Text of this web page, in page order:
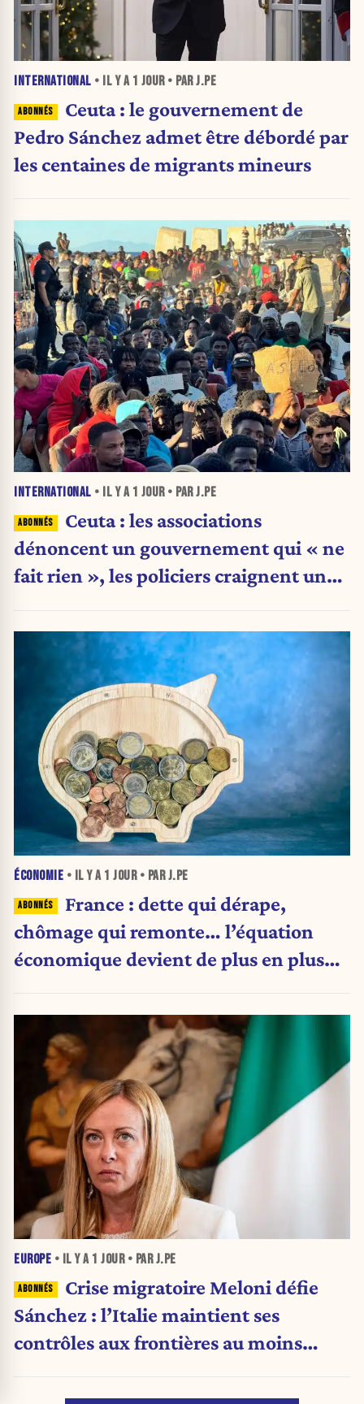
INTERNATIONAL • IL Y A 1 JOUR• PAR J.PE
Ceuta : le gouvernement de
Pedro Sánchez admet être débordé par
les centaines de migrants mineurs
INTERNATIONAL • IL Y A 1 JOUR• PAR J.PE
Ceuta : les associations
dénoncent un gouvernement qui « ne
fait rien », les policiers craignent une
ÉCONOMIE • IL Y A 1 JOUR• PAR J.PE
France : dette qui dérape,
chômage qui remonte… l’équation
économique devient de plus en plus
EUROPE • IL Y A 1 JOUR• PAR J.PE
Crise migratoire Meloni défie
Sánchez : l’Italie maintient ses
contrôles aux frontières au moins